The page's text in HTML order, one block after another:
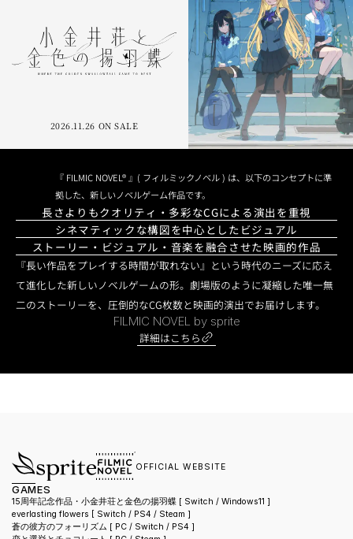
2026.11.26 ON SALE
『 FILMIC NOVEL® 』( フィルミックノベル ) は、以下のコンセプトに準
拠した、新しいノベルゲーム作品です。
長さよりもクオリティ・多彩なCGによる演出を重視
シネマティックな構図を中心としたビジュアル
ストーリー・ビジュアル・音楽を融合させた映画的作品
『長い作品をプレイする時間が取れない』という時代のニーズに応え
て進化した新しいノベルゲームの形。劇場版のように凝縮した唯一無
二のストーリーを、圧倒的なCG枚数と映画的演出でお届けします。
FILMIC NOVEL by sprite
詳細はこちら
OFFICIAL WEBSITE
GAMES
15周年記念作品・小金井荘と金色の揚羽蝶 [ Switch / Windows11 ]
everlasting flowers [ Switch / PS4 / Steam ]
蒼の彼方のフォーリズム [ PC / Switch / PS4 ]